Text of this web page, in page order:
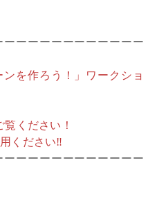
ーーーーーーーーーーー
ンを作ろう！」ワークショ
ください！
ください‼
ーーーーーーーーーーー